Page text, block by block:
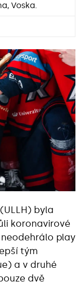
Voska.
byla
koronavirové
play
tým
a v druhé
dvě